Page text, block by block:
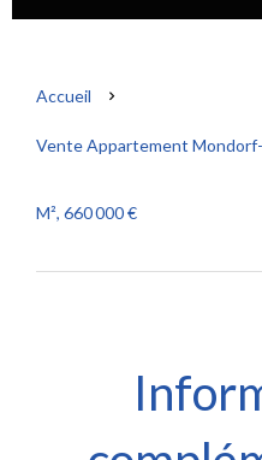
Accueil
Vente Appartement
M², 660 000 €